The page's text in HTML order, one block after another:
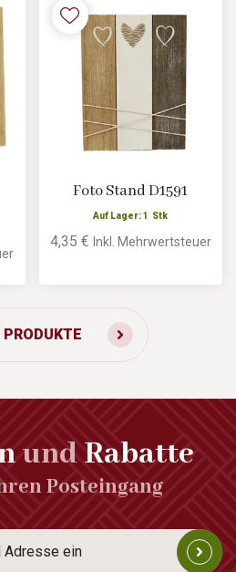
Foto Stand D1591
Auf Lager: 1 Stk
4,35 € Inkl. Mehrwertsteuer
undRabatte
Posteingang